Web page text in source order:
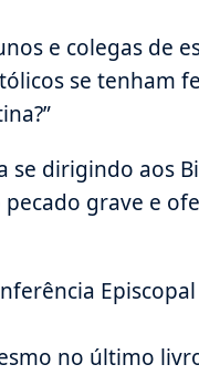
e colegas de
se tenham
dirigindo aos
grave e
no último